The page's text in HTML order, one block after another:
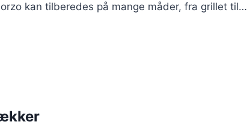
kan tilberedes på mange måder, fra grillet til…